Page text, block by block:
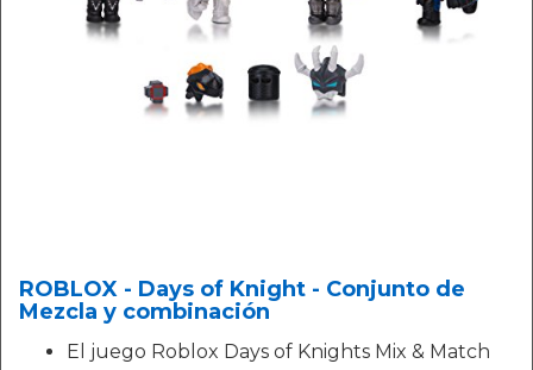
ROBLOX - Days of Knight - Conjunto de
Mezcla y combinación
El juego Roblox Days of Knights Mix & Match